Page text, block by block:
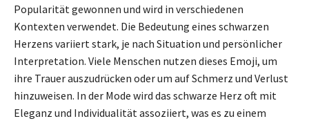
Popularität gewonnen und wird in verschiedenen
Kontexten verwendet. Die Bedeutung eines schwarzen
Herzens variiert stark, je nach Situation und persönlicher
Interpretation. Viele Menschen nutzen dieses Emoji, um
ihre Trauer auszudrücken oder um auf Schmerz und Verlust
hinzuweisen. In der Mode wird das schwarze Herz oft mit
Eleganz und Individualität assoziiert, was es zu einem